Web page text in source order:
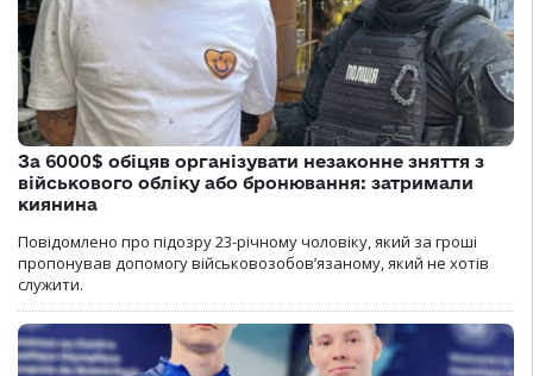
За 6000$ обіцяв організувати незаконне зняття з
військового обліку або бронювання: затримали
киянина
Повідомлено про підозру 23-річному чоловіку, який за гроші
пропонував допомогу військовозобов’язаному, який не хотів
служити.